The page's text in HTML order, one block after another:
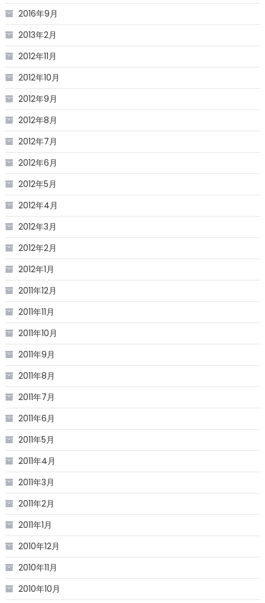
2016年9月
2013年2月
2012年11月
2012年10月
2012年9月
2012年8月
2012年7月
2012年6月
2012年5月
2012年4月
2012年3月
2012年2月
2012年1月
2011年12月
2011年11月
2011年10月
2011年9月
2011年8月
2011年7月
2011年6月
2011年5月
2011年4月
2011年3月
2011年2月
2011年1月
2010年12月
2010年11月
2010年10月